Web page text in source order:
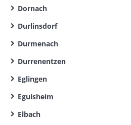
Dornach
Durlinsdorf
Durmenach
Durrenentzen
Eglingen
Eguisheim
Elbach